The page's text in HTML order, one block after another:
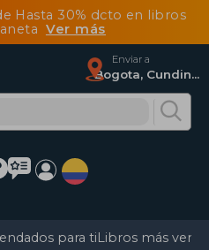
Hasta 30% dcto en libros
Ver más
Enviar a
Bogota, Cundinamarca
para tiLibros más